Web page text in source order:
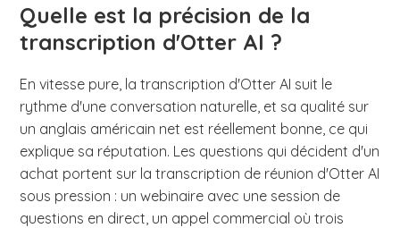
Quelle est la précision de la
transcription d'Otter AI ?
En vitesse pure, la transcription d'Otter AI suit le
rythme d'une conversation naturelle, et sa qualité sur
un anglais américain net est réellement bonne, ce qui
explique sa réputation. Les questions qui décident d'un
achat portent sur la transcription de réunion d'Otter AI
sous pression : un webinaire avec une session de
questions en direct, un appel commercial où trois